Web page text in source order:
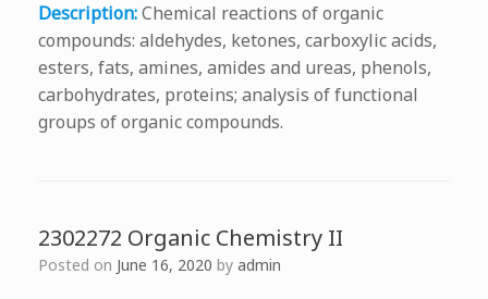
Description:Chemical reactions of organic
compounds: aldehydes, ketones, carboxylic acids,
esters, fats, amines, amides and ureas, phenols,
carbohydrates, proteins; analysis of functional
groups of organic compounds.
2302272 Organic Chemistry II
Posted on June 16, 2020 byadmin